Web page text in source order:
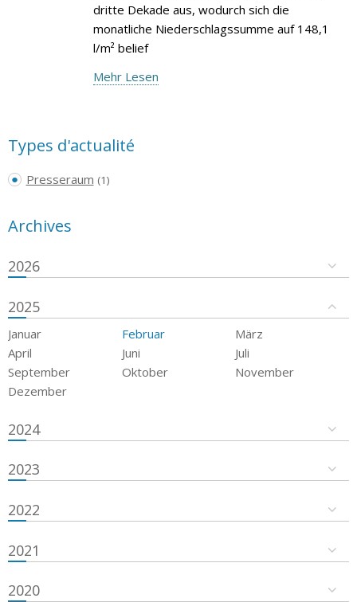
dritte Dekade aus, wodurch sich die
monatliche Niederschlagssumme auf 148,1
l/m² belief
Mehr Lesen
Types d'actualité
Presseraum (1)
Archives
2026
2025
Januar Februar
März
April
Juni
Juli
September
Oktober
November
Dezember
2024
2023
2022
2021
2020